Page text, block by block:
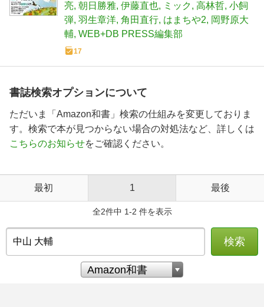
亮 朝日勝雅 伊藤直也 ミック 高林哲 小飼
弾 羽生章洋 角田直行 はまちや2
岡野原大
輔 WEB+DB PRESS編集部
17
書誌検索オプションについて
ただいま「Amazon和書」検索の仕組みを変更しておりま
す。検索で本が見つからない場合の対処法など、詳しくは
こちらのお知らせをご確認ください。
最初 1 最後
全2件中 1-2 件を表示
検索